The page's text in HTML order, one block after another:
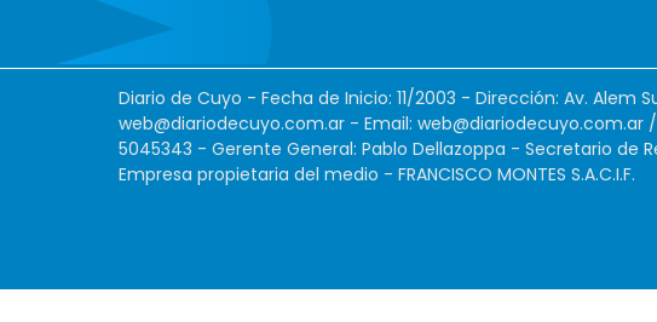
Diario de Cuyo - Fecha de Inicio: 11/2003 - Dirección: Av. Alem
web@diariodecuyo.com.ar - Email: web@diariodecuyo.com.ar /
5045343 - Gerente General: Pablo Dellazoppa - Secretario de
Empresa propietaria del medio - FRANCISCO MONTES S.A.C.I.F.